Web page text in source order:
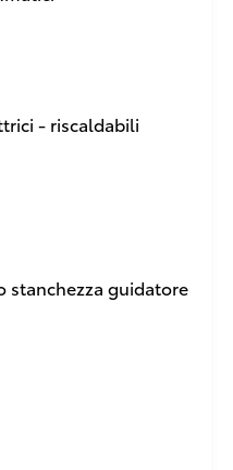
- riscaldabili
stanchezza guidatore